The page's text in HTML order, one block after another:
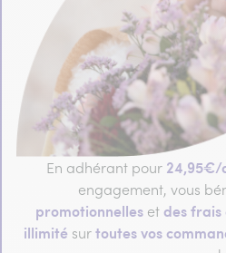
En adhérant pour 24,95€/
engagement, vous
promotionnelles et des
illimité surtoutes vos